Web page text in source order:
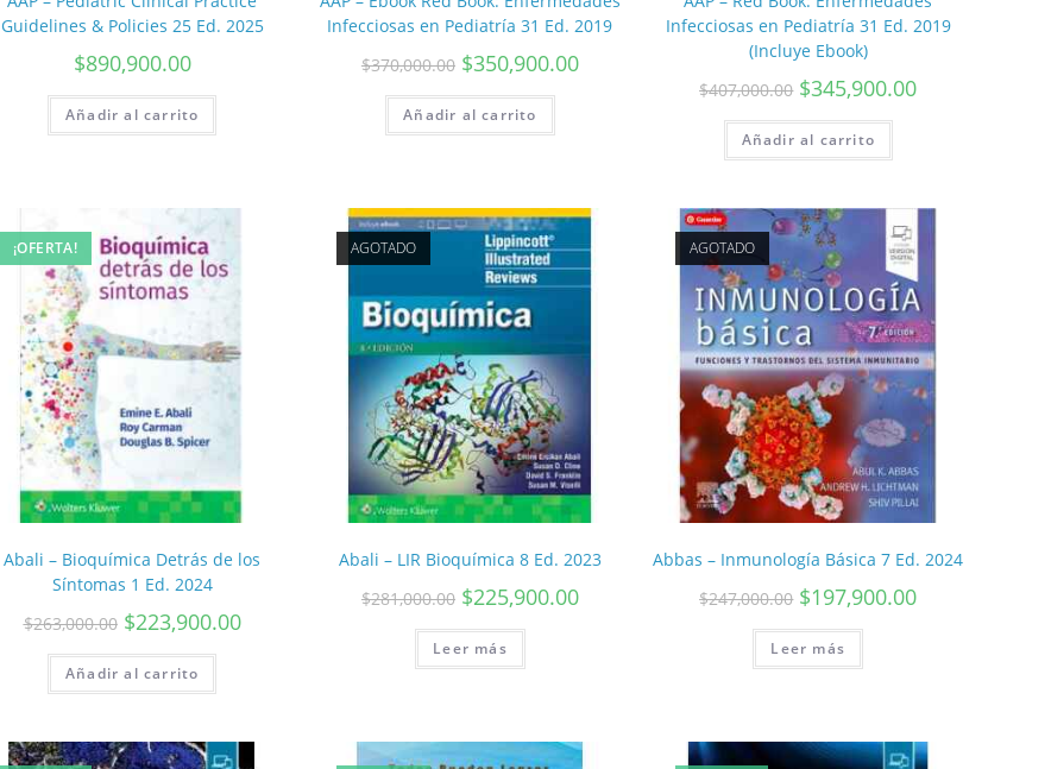
Guidelines & Policies 25 Ed. 2025
$890,900.00
Añadir al carrito
Infecciosas en Pediatría 31 Ed. 2019
$370,000.00 $350,900.00
Añadir al carrito
Infecciosas en Pediatría 31 Ed. 2019
(Incluye Ebook)
$407,000.00 $345,900.00
Añadir al carrito
¡OFERTA!
Abali – Bioquímica Detrás de los
Síntomas 1 Ed. 2024
$263,000.00 $223,900.00
Añadir al carrito
AGOTADO
Abali – LIR Bioquímica 8 Ed. 2023
$281,000.00 $225,900.00
Leer más
AGOTADO
Abbas – Inmunología Básica 7 Ed. 2024
$247,000.00 $197,900.00
Leer más